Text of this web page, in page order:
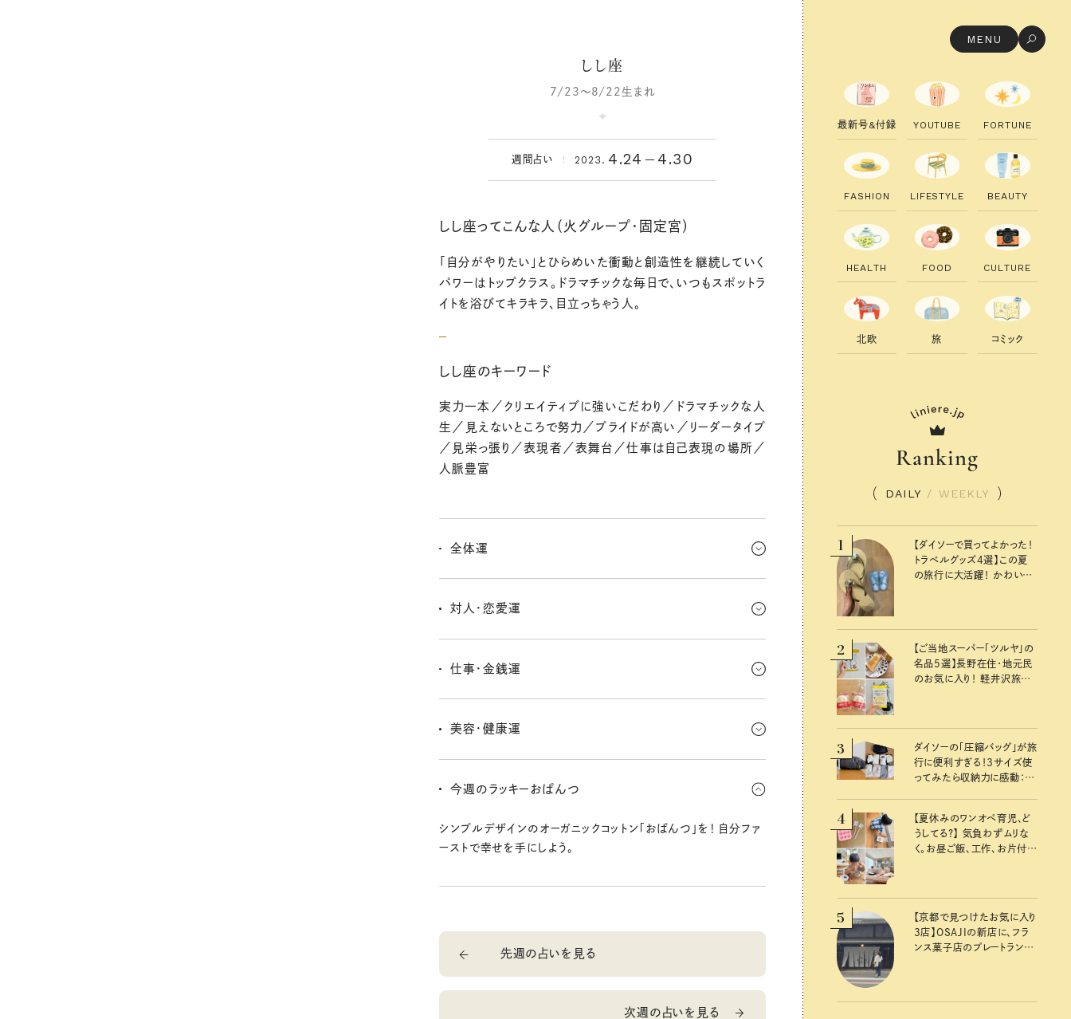
MENU
しし座
7/23～8/22生まれ
週間占い 2023. 4.24 4.30
しし座ってこんな人（火グループ・固定宮）
「自分がやりたい」とひらめいた衝動と創造性を継続していく
パワーはトップクラス。ドラマチックな毎日で、いつもスポットラ
イトを浴びてキラキラ、目立っちゃう人。
しし座のキーワード
実力一本／クリエイティブに強いこだわり／ドラマチックな人
生／見えないところで努力／プライドが高い／リーダータイプ
／見栄っ張り／表現者／表舞台／仕事は自己表現の場所／
人脈豊富
全体運
い？ 自分を客観視して、厳しめに向き合ってみると見えてくること
対人・恋愛運
に！ 将来的にまわりからエールを送ってもらえるよーな気配りが大
仕事・金銭運
りなく油断しないこと〜！ 仕事仲間や友人との会話から、耳寄り情
美容・健康運
りすると、いい感じ〜。美容＆健康オタクになって、美しく健康にな
今週のラッキーおぱんつ
シンプルデザインのオーガニックコットン「おぱんつ」を！ 自分ファ
ーストで幸せを手にしよう。
先週の占いを見る
次週の占いを見る
最新号&付録 YO UTU B E FO RTU N E
FAS H I O N LI FESTYLE B EAUTY
H EALTH FO O D CU LTU RE
北欧 旅 コ ミ ック
Ranking
DAILY / WEEKLY
1
【ダイソーで買ってよかった！
トラベルグッズ4選】この夏
の旅行に大活躍！ かわいく
2
【ご当地スーパー「ツルヤ」の
名品5選】長野在住・地元民
のお気に入り！ 軽井沢旅の
3
ダイソーの「圧縮バッグ」が旅
行に便利すぎる！3サイズ使
ってみたら収納力に感動：
4
【夏休みのワンオペ育児、ど
うしてる？】 気負わずムリな
く。お昼ご飯、工作、お片付け
5
【京都で見つけたお気に入り
3店】OSAJIの新店に、フラ
ンス菓子店のプレートラン